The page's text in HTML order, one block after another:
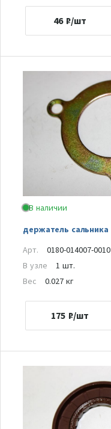
46 ₽/шт
В наличии
держатель сальника
Арт.
0180-014007-0010
В узле
1 шт.
Вес
0.027 кг
175 ₽/шт